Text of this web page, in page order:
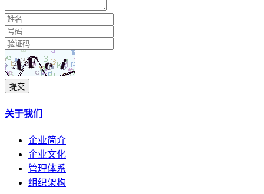
提交
关于我们
企业简介
企业文化
管理体系
组织架构